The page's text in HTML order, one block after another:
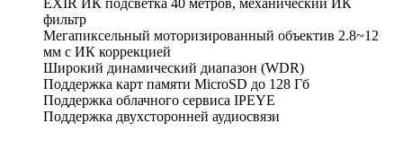
EXIR ИК подсветка 40 метров, механический ИК
фильтр
Мегапиксельный моторизированный объектив 2.8~12
мм c ИК коррекцией
Широкий динамический диапазон (WDR)
Поддержка карт памяти MicroSD до 128 Гб
Поддержка облачного сервиса IPEYE
Поддержка двухсторонней аудиосвязи